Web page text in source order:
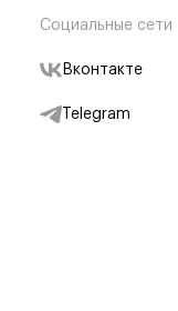
Социальные сети
Вконтакте
Telegram